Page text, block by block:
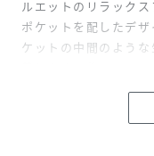
ルエットのリラック
ポケットを配したデ
ケットの中間のよう